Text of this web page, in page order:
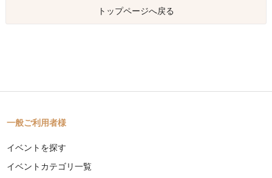
トップページへ戻る
一般ご利用者様
イベントを探す
イベントカテゴリ一覧